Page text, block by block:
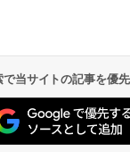
当サイトの記事を優